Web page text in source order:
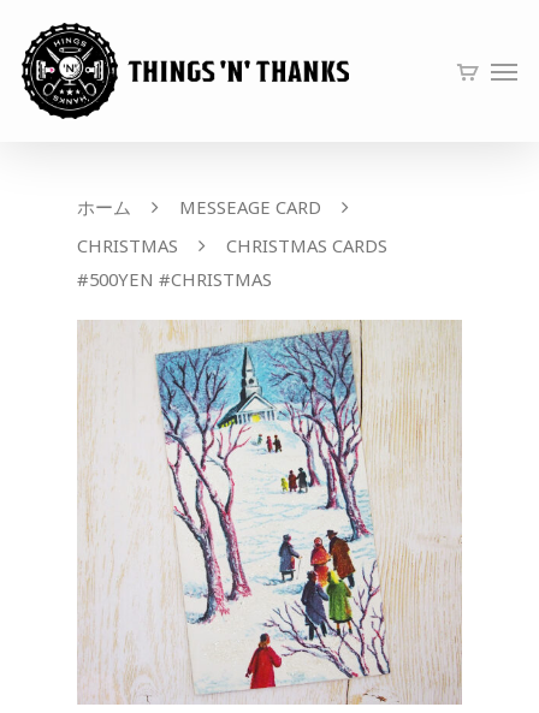
ホーム
MESSEAGE CARD
CHRISTMAS
CHRISTMAS CARDS
#500YEN #CHRISTMAS